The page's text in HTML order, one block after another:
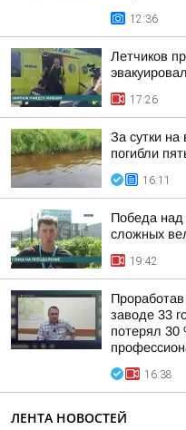
12:36
Летчиков
17:26
За сутки на
погибли
16:11
Победа над
сложных
19:42
заводе 33
потерял 30
16:38
ЛЕНТА НОВОСТЕЙ